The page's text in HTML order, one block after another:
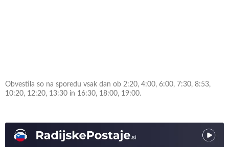
Obvestila so na sporedu vsak dan ob 2:20, 4:00, 6:00, 7:30, 8:53,
10:20, 12:20, 13:30 in 16:30, 18:00, 19:00.